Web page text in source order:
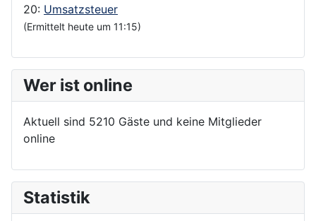
20: Umsatzsteuer
(Ermittelt heute um 11:15)
Wer ist online
Aktuell sind 5210 Gäste und keine Mitglieder
online
Statistik